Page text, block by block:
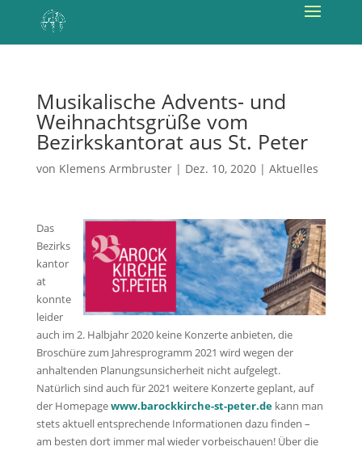
Musikalische Advents- und
Weihnachtsgrüße vom
Bezirkskantorat aus St. Peter
von Klemens Armbruster| Dez. 10, 2020| Aktuelles
Das
Bezirks
kantor
at
konnte
leider
auch im 2. Halbjahr 2020 keine Konzerte anbieten, die
Broschüre zum Jahresprogramm 2021 wird wegen der
anhaltenden Planungsunsicherheit nicht aufgelegt.
Natürlich sind auch für 2021 weitere Konzerte geplant, auf
der Homepagewww.barockkirche-st-peter.dekann man
stets aktuell entsprechende Informationen dazu finden –
am besten dort immer mal wieder vorbeischauen! Über die